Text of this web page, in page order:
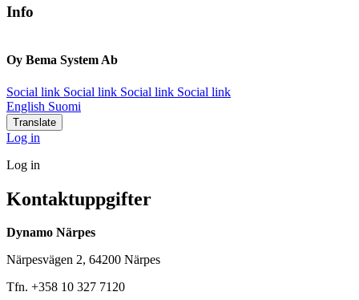
Info
Oy Bema System Ab
Social link Social link Social link Social link
English Suomi
Translate
Log in
Log in
Kontaktuppgifter
Dynamo Närpes
Närpesvägen 2, 64200 Närpes
Tfn. +358 10 327 7120